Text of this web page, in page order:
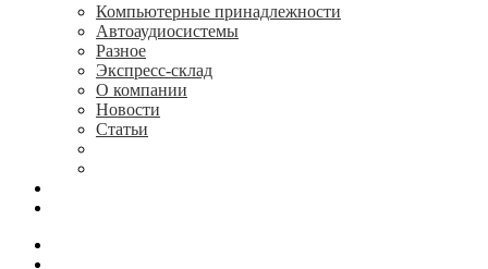
Компьютерные принадлежности
Автоаудиосистемы
Разное
Экспресс-склад
О компании
Новости
Статьи